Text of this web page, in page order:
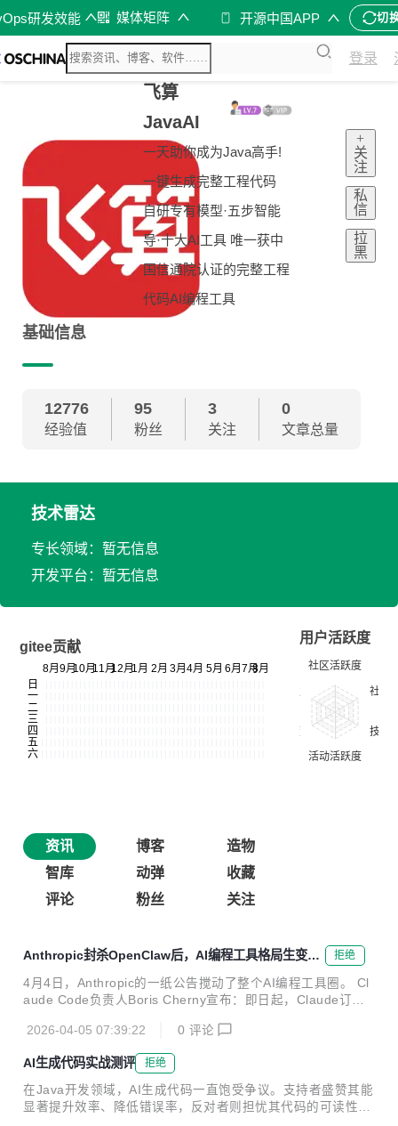
研发效能 媒体矩阵 开源中国APP 切
登录
飞算
JavaAI
一天助你成为Java高手!
一键生成完整工程代码
自研专有模型·五步智能
导·十大AI工具 唯一获中
国信通院认证的完整工程
代码AI编程工具
+
关
注
私
信
拉
黑
基础信息
12776
经验值
95
粉丝
3
关注
0
文章总量
技术雷达
专长领域：暂无信息
开发平台：暂无信息
gitee贡献
用户活跃度
资讯 博客
造物
智库
动弹
收藏
评论
粉丝 关注
Anthropic封杀OpenClaw后，AI编程工具格局生变：
国产工具的机会在哪里
拒绝
4月4日，Anthropic的一纸公告搅动了整个AI编程工具圈。 Cl
aude Code负责人Boris Cherny宣布：即日起，Claude订阅
量优先保障产品自身和API用户"。曾试图调解的OpenClaw创
始人Peter Steinberger也只能将政策推迟了一周。 这意味着
什么？ 海外工具收紧，国内工具崛起。 过去两年，Claude C
ode + OpenClaw组合是国内开发者调用Claude能力的主流方
式。如今这条路被堵上，Copilot/Gemini在国内的合规问题始
2026-04-05 07:39:22 0 评论
AI生成代码实战测评 拒绝
在Java开发领域，AI生成代码一直饱受争议。支持者盛赞其能
显著提升效率、降低错误率，反对者则担忧其代码的可读性与